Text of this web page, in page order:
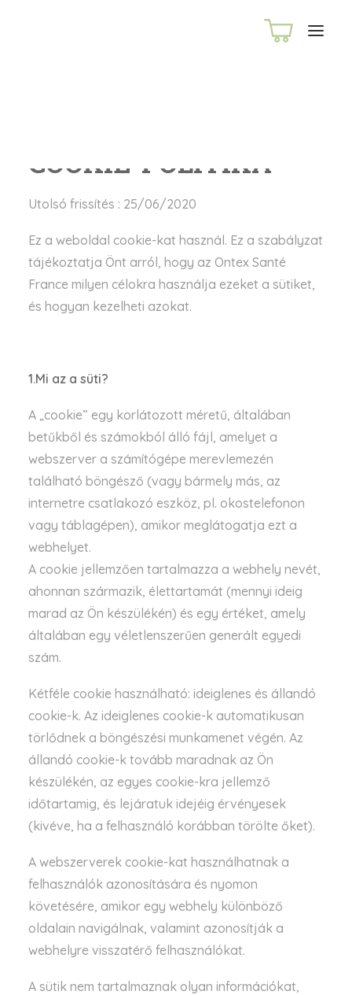
COOKIE-POLITIKA
Utolsó frissítés : 25/06/2020
Ez a weboldal cookie-kat használ. Ez a szabályzat
tájékoztatja Önt arról, hogy az Ontex Santé
France milyen célokra használja ezeket a sütiket,
és hogyan kezelheti azokat.
1.Mi az a süti?
A „cookie” egy korlátozott méretű, általában
betűkből és számokból álló fájl, amelyet a
webszerver a számítógépe merevlemezén
található böngésző (vagy bármely más, az
internetre csatlakozó eszköz, pl. okostelefonon
vagy táblagépen), amikor meglátogatja ezt a
webhelyet.
A cookie jellemzően tartalmazza a webhely nevét,
ahonnan származik, élettartamát (mennyi ideig
marad az Ön készülékén) és egy értéket, amely
általában egy véletlenszerűen generált egyedi
szám.
Kétféle cookie használható: ideiglenes és állandó
cookie-k. Az ideiglenes cookie-k automatikusan
törlődnek a böngészési munkamenet végén. Az
állandó cookie-k tovább maradnak az Ön
készülékén, az egyes cookie-kra jellemző
időtartamig, és lejáratuk idejéig érvényesek
(kivéve, ha a felhasználó korábban törölte őket).
A webszerverek cookie-kat használhatnak a
felhasználók azonosítására és nyomon
követésére, amikor egy webhely különböző
oldalain navigálnak, valamint azonosítják a
webhelyre visszatérő felhasználókat.
A sütik nem tartalmaznak olyan információkat,